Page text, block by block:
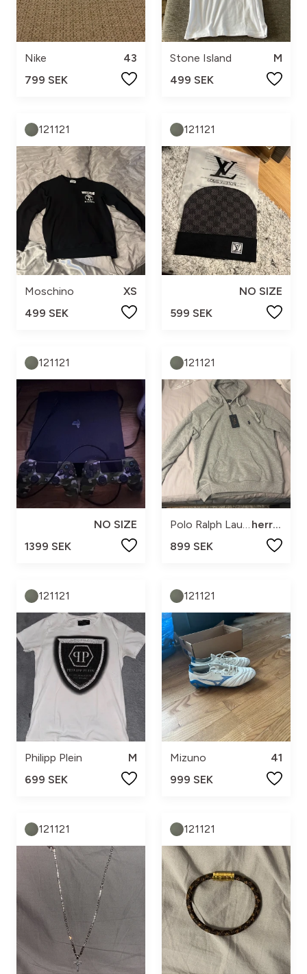
Nike
43
799 SEK
Stone Island
M
499 SEK
121121
Moschino
XS
499 SEK
121121
NO SIZE
599 SEK
121121
NO SIZE
1399 SEK
121121
Polo Ralph Lauren
herr m
899 SEK
121121
Philipp Plein
M
699 SEK
121121
Mizuno
41
999 SEK
121121 121121